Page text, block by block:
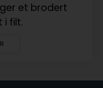
et brodert
i filt.